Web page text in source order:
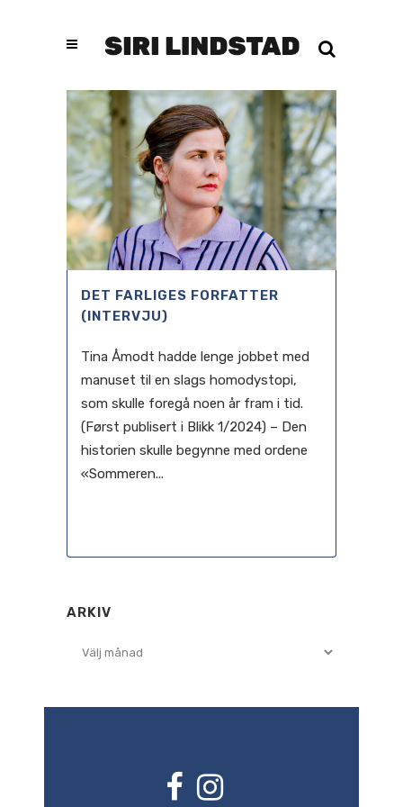
DET FARLIGES FORFATTER
(INTERVJU)
Tina Åmodt hadde lenge jobbet med
manuset til en slags homodystopi,
som skulle foregå noen år fram i tid.
(Først publisert i Blikk 1/2024) – Den
historien skulle begynne med ordene
«Sommeren...
ARKIV
Arkiv